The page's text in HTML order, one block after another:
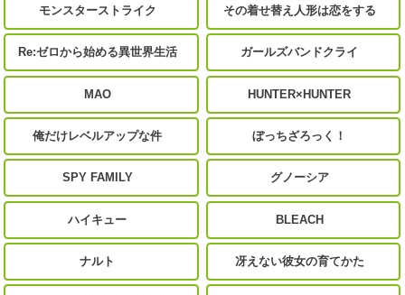
モンスターストライク その着せ替え人形は恋をする
Re:ゼロから始める異世界生活 ガールズバンドクライ
MAO HUNTER×HUNTER
俺だけレベルアップな件 ぼっちざろっく！
SPY FAMILY グノーシア
ハイキュー BLEACH
ナルト 冴えない彼女の育てかた